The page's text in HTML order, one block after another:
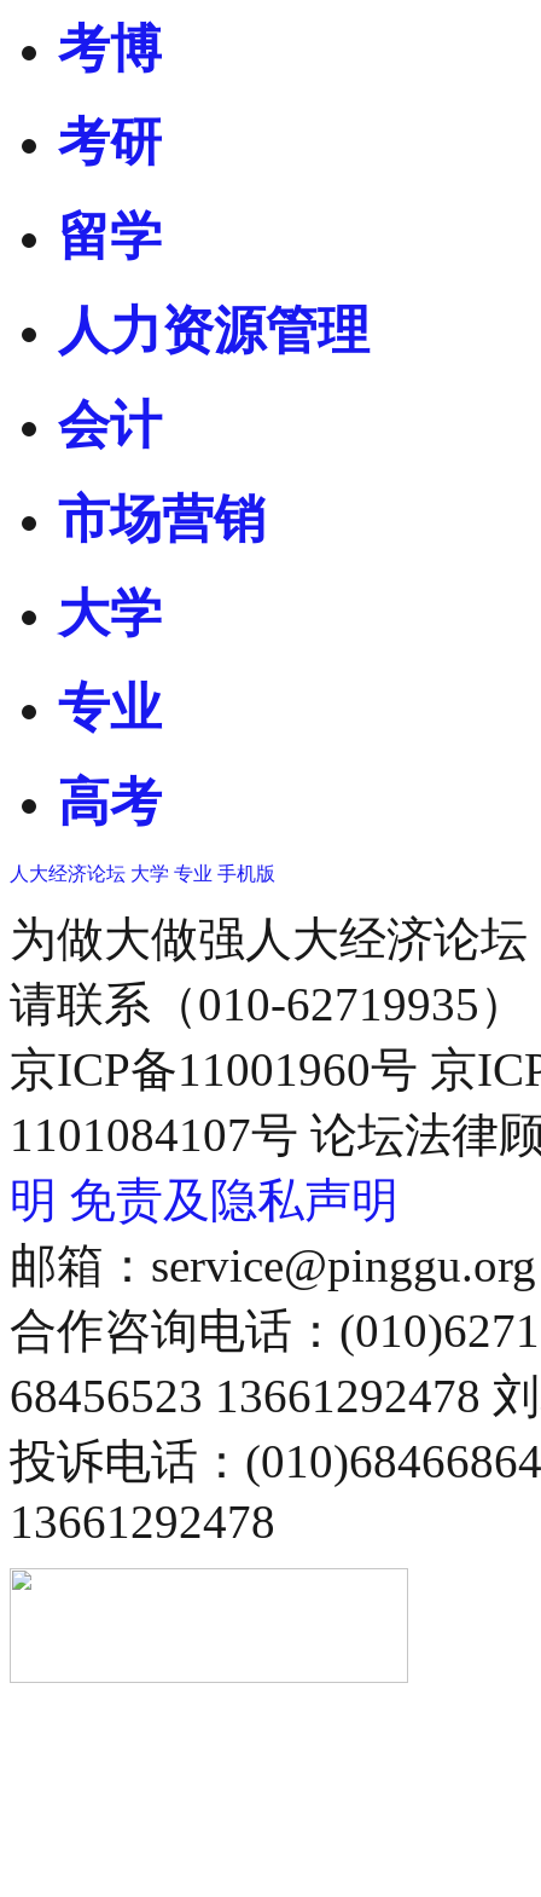
考博
考研
留学
人力资源管理
会计
市场营销
大学
专业
高考
人大经济论坛 大学 专业 手机版
为做大做强人大经济论
请联系（010-62719935）
京ICP备11001960号 京
1101084107号 论坛法律
明 免责及隐私声明
邮箱：service@pinggu.org
合作咨询电话：
68456523 13661292478
投诉电话：
13661292478